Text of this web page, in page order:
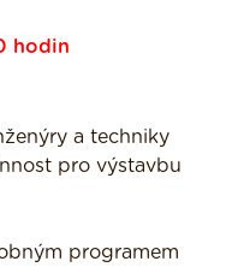
hodin
a techniky
pro výstavbu
programem